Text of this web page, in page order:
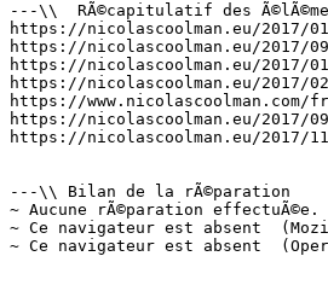
---\\  RÃ©capitulatif des
https://nicolascoolman.eu/2017/
https://nicolascoolman.eu/2017/
https://nicolascoolman.eu/2017/
https://nicolascoolman.eu/2017/
https://www.nicolascoolman.com/
https://nicolascoolman.eu/2017/09/
https://nicolascoolman.eu/2017/
---\\ Bilan de la rÃ©paration
~ Aucune rÃ©paration effectuÃ©e.
~ Ce navigateur est absent
~ Ce navigateur est absent